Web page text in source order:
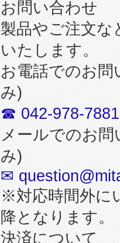
お問い合わせ
製品やご注文な
いたします。
お電話でのお
み)
☎ 042-978-7881
メールでのお
み)
✉
※対応時間外に
降となります。
決済について